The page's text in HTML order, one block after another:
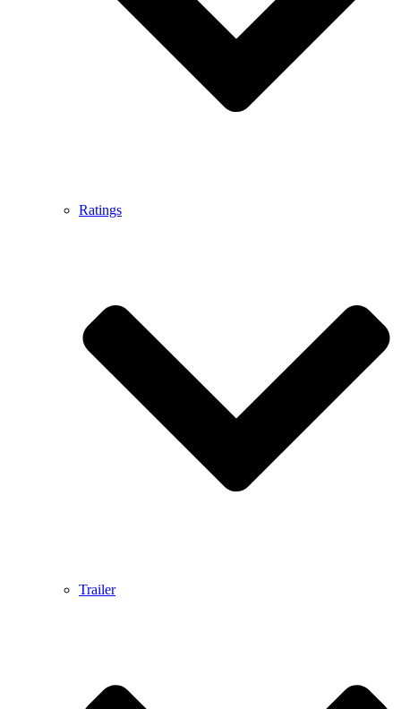
Ratings
Trailer